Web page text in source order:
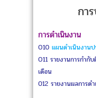
กา
การดำเนินงาน
O10 แผนดำเนินงานป
O11 รายงานการกำกั
เดือน
012 รายงานผลการด